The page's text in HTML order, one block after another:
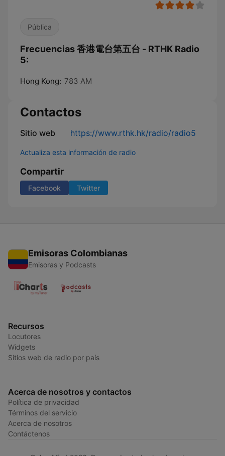
Pública
Frecuencias 香港電台第五台 - RTHK Radio
5:
Hong Kong: 783 AM
Contactos
Sitio web https://www.rthk.hk/radio/radio5
Actualiza esta información de radio
Compartir
Facebook Twitter
Emisoras Colombianas
Emisoras y Podcasts
Recursos
Locutores
Widgets
Sitios web de radio por país
Acerca de nosotros y contactos
Política de privacidad
Términos del servicio
Acerca de nosotros
Contáctenos